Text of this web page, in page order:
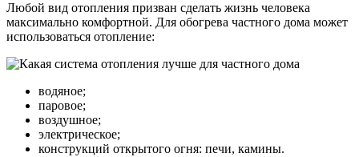
Любой вид отопления призван сделать жизнь человека
максимально комфортной. Для обогрева частного дома может
использоваться отопление:
водяное;
паровое;
воздушное;
электрическое;
конструкций открытого огня: печи, камины.